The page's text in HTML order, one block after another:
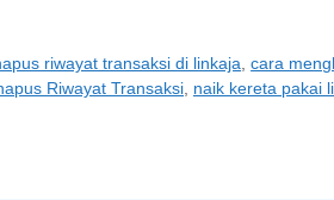
riwayat transaksi di linkaja ,cara
Riwayat Transaksi naik kereta pakai